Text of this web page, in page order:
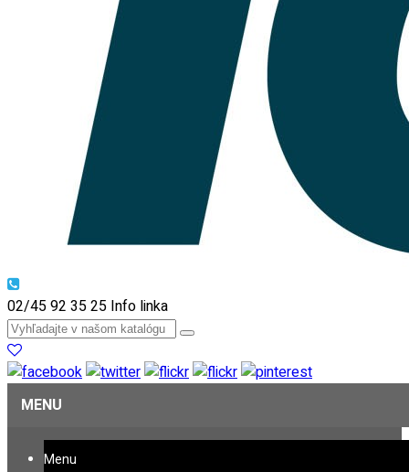
02/45 92 35 25 Info linka
MENU
Menu